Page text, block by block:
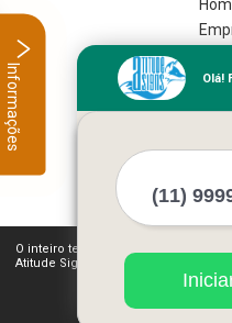
O inteiro teor deste site está sujeito
Atitude Signs (Lei 9610 de 19/02/1998)
Olá!
Informações